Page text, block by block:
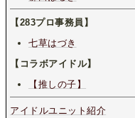
【283プロ事務員】
七草はづき
【コラボアイドル】
【推しの子】
アイドルユニット紹介